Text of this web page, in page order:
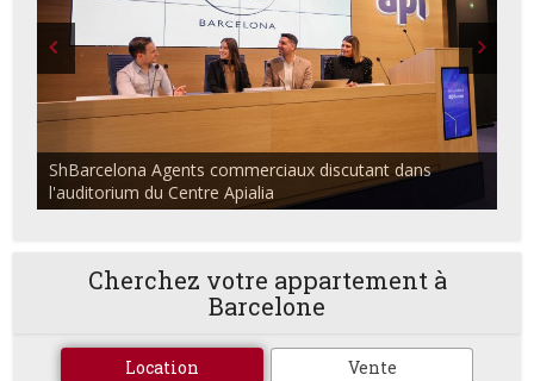
ShBarcelona Agents commerciaux discutant dans
l'auditorium du Centre Apialia
Cherchez votre appartement à
Barcelone
Location Vente